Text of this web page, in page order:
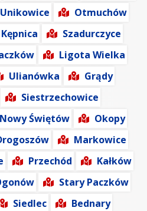
Unikowice
Otmuchów
Kępnica
Szadurczyce
Ligota Wielka
Ulianówka
Grądy
Siestrzechowice
Nowy Świętów
Okopy
Markowice
Przechód
Kałków
Stary Paczków
Siedlec
Bednary